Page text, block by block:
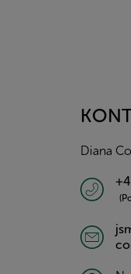
Diana